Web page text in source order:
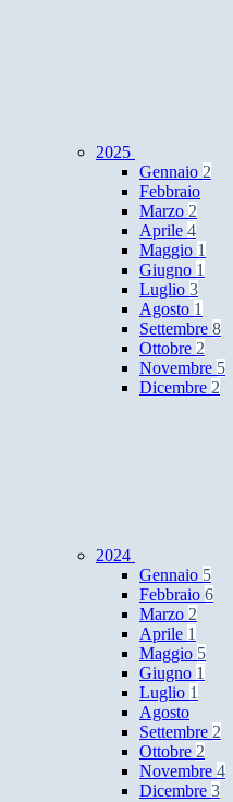
2025
Gennaio 2
Febbraio
Marzo 2
Aprile 4
Maggio 1
Giugno 1
Luglio 3
Agosto 1
Settembre 8
Ottobre 2
Novembre 5
Dicembre 2
2024
Gennaio 5
Febbraio 6
Marzo 2
Aprile 1
Maggio 5
Giugno 1
Luglio 1
Agosto
Settembre 2
Ottobre 2
Novembre 4
Dicembre 3